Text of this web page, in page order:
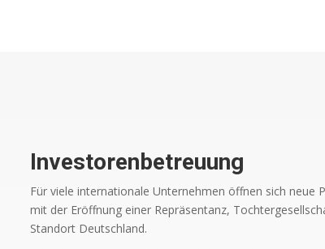
Investorenbetreuung
Für viele internationale Unternehmen öffnen sich neue
mit der Eröffnung einer Repräsentanz,
Standort Deutschland.